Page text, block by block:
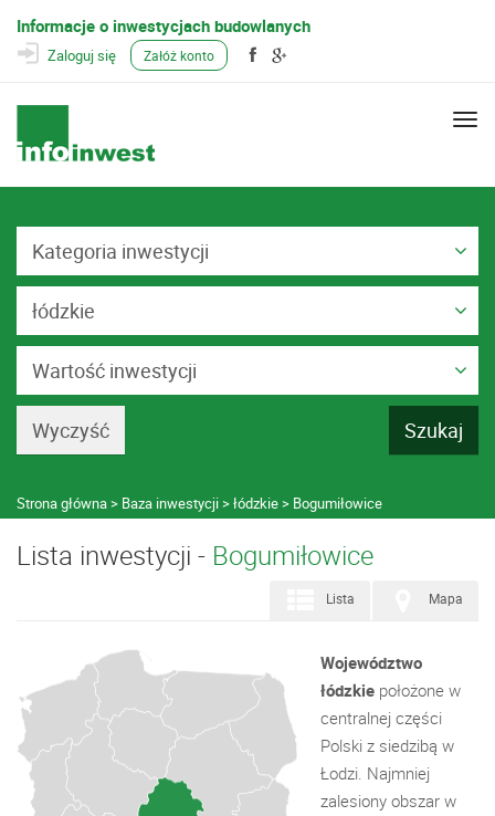
Informacje o inwestycjach budowlanych
Zaloguj się Załóż konto
Kategoria inwestycji
łódzkie
Wartość inwestycji
Strona główna Baza inwestycji łódzkie Bogumiłowice
Lista inwestycji - Bogumiłowice
Mapa
Lista
Województwo
łódzkie położone w
centralnej części
Polski z siedzibą w
Łodzi. Najmniej
zalesiony obszar w